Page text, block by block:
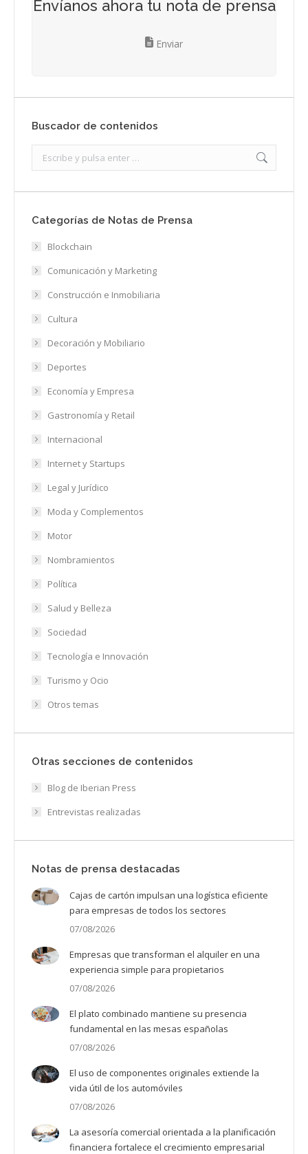
Envíanos ahora tu nota de prensa
Enviar
Buscador de contenidos
Categorías de Notas de Prensa
Blockchain
Comunicación y Marketing
Construcción e Inmobiliaria
Cultura
Decoración y Mobiliario
Deportes
Economía y Empresa
Gastronomía y Retail
Internacional
Internet y Startups
Legal y Jurídico
Moda y Complementos
Motor
Nombramientos
Política
Salud y Belleza
Sociedad
Tecnología e Innovación
Turismo y Ocio
Otros temas
Otras secciones de contenidos
Blog de Iberian Press
Entrevistas realizadas
Notas de prensa destacadas
Cajas de cartón impulsan una logística eficiente
para empresas de todos los sectores
07/08/2026
Empresas que transforman el alquiler en una
experiencia simple para propietarios
07/08/2026
El plato combinado mantiene su presencia
fundamental en las mesas españolas
07/08/2026
El uso de componentes originales extiende la
vida útil de los automóviles
07/08/2026
La asesoría comercial orientada a la planificación
financiera fortalece el crecimiento empresarial